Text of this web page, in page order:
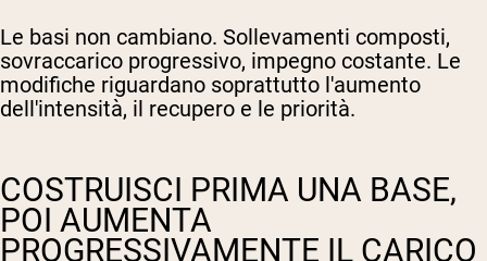
Le basi non cambiano. Sollevamenti composti,
sovraccarico progressivo, impegno costante. Le
modifiche riguardano soprattutto l'aumento
dell'intensità, il recupero e le priorità.
COSTRUISCI PRIMA UNA BASE,
POI AUMENTA
PROGRESSIVAMENTE IL CARICO